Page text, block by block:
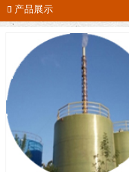
 产品展示